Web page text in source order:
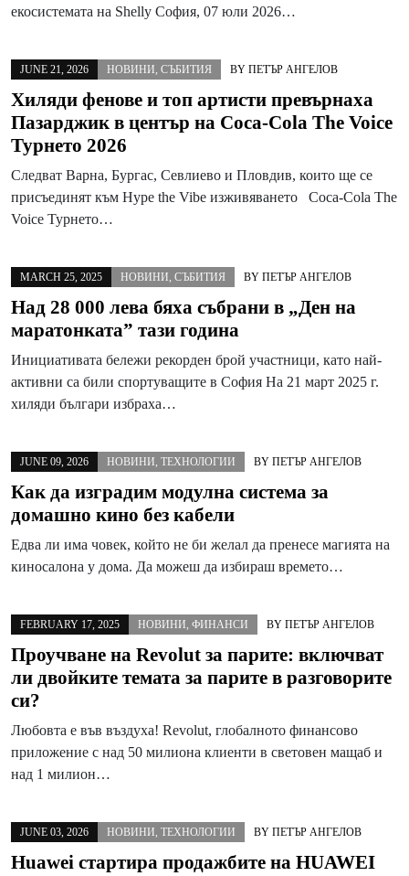
екосистемата на Shelly София, 07 юли 2026…
JUNE 21, 2026 НОВИНИ, СЪБИТИЯ BY ПЕТЪР АНГЕЛОВ
Хиляди фенове и топ артисти превърнаха
Пазарджик в център на Coca-Cola The Voice
Турнето 2026
Следват Варна, Бургас, Севлиево и Пловдив, които ще се
присъединят към Hype the Vibe изживяването Coca-Cola The
Voice Турнето…
MARCH 25, 2025 НОВИНИ, СЪБИТИЯ BY ПЕТЪР АНГЕЛОВ
Над 28 000 лева бяха събрани в „Ден на
маратонката” тази година
Инициативата бележи рекорден брой участници, като най-
активни са били спортуващите в София На 21 март 2025 г.
хиляди българи избраха…
JUNE 09, 2026 НОВИНИ, ТЕХНОЛОГИИ BY ПЕТЪР АНГЕЛОВ
Как да изградим модулна система за
домашно кино без кабели
Едва ли има човек, който не би желал да пренесе магията на
киносалона у дома. Да можеш да избираш времето…
FEBRUARY 17, 2025 НОВИНИ, ФИНАНСИ BY ПЕТЪР АНГЕЛОВ
Проучване на Revolut за парите: включват
ли двойките темата за парите в разговорите
си?
Любовта е във въздуха! Revolut, глобалното финансово
приложение с над 50 милиона клиенти в световен мащаб и
над 1 милион…
JUNE 03, 2026 НОВИНИ, ТЕХНОЛОГИИ BY ПЕТЪР АНГЕЛОВ
Huawei стартира продажбите на HUAWEI